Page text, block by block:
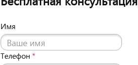
Имя
Телефон *